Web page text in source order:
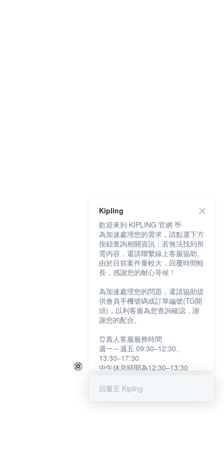
Kipling
歡迎來到 KIPLING 官網 👋
為加速處理您的需求，請點選下方
按鈕查詢相關資訊；若無法找到所
需內容，還請聯繫線上客服協助。
由於目前案件量較大，回覆時間較
長，感謝您的耐心等候！
為加速處理您的問題，還請協助提
供會員手機號碼或訂單編號(TG開
頭)，以利客服為您查詢確認，謝
謝您的配合。
⏰真人客服服務時間
週一～週五 09:30–12:30、
13:30–17:30
中午休息時間為12:30–13:30
提醒您：系統會自動已讀訊息，如
回覆至 Kipling